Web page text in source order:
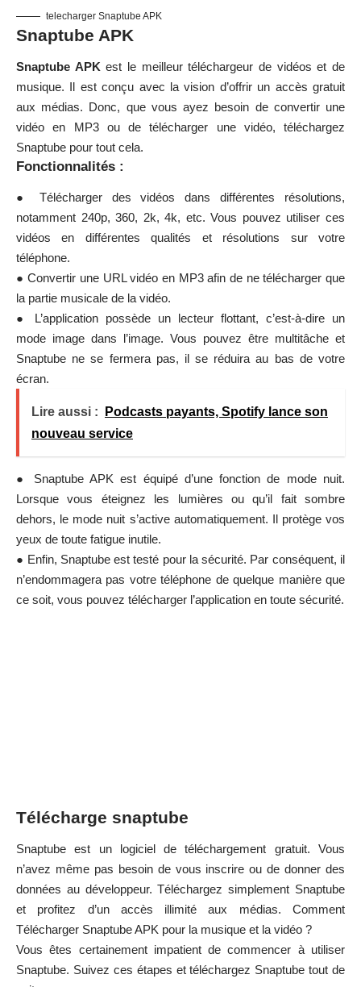
telecharger Snaptube APK
Snaptube APK
Snaptube APKest le meilleur téléchargeur de vidéos et de
musique. Il est conçu avec la vision d’offrir un accès gratuit
aux médias. Donc, que vous ayez besoin de convertir une
vidéo en MP3 ou de télécharger une vidéo, téléchargez
Snaptube pour tout cela.
Fonctionnalités :
● Télécharger des vidéos dans différentes résolutions,
notamment 240p, 360, 2k, 4k, etc. Vous pouvez utiliser ces
vidéos en différentes qualités et résolutions sur votre
téléphone.
● Convertir une URL vidéo en MP3 afin de ne télécharger que
la partie musicale de la vidéo.
● L’application possède un lecteur flottant, c’est-à-dire un
mode image dans l’image. Vous pouvez être multitâche et
Snaptube ne se fermera pas, il se réduira au bas de votre
écran.
Lire aussi :
Podcasts payants, Spotify lance son
nouveau service
● Snaptube APK est équipé d’une fonction de mode nuit.
Lorsque vous éteignez les lumières ou qu’il fait sombre
dehors, le mode nuit s’active automatiquement. Il protège vos
yeux de toute fatigue inutile.
● Enfin, Snaptube est testé pour la sécurité. Par conséquent, il
n’endommagera pas votre téléphone de quelque manière que
ce soit, vous pouvez télécharger l’application en toute sécurité.
Télécharge snaptube
Snaptube est un logiciel de téléchargement gratuit. Vous
n’avez même pas besoin de vous inscrire ou de donner des
données au développeur. Téléchargez simplement Snaptube
et profitez d’un accès illimité aux médias. Comment
Télécharger SnaptubeAPK pour la musique et la vidéo ?
Vous êtes certainement impatient de commencer à utiliser
Snaptube. Suivez ces étapes et téléchargez Snaptube tout de